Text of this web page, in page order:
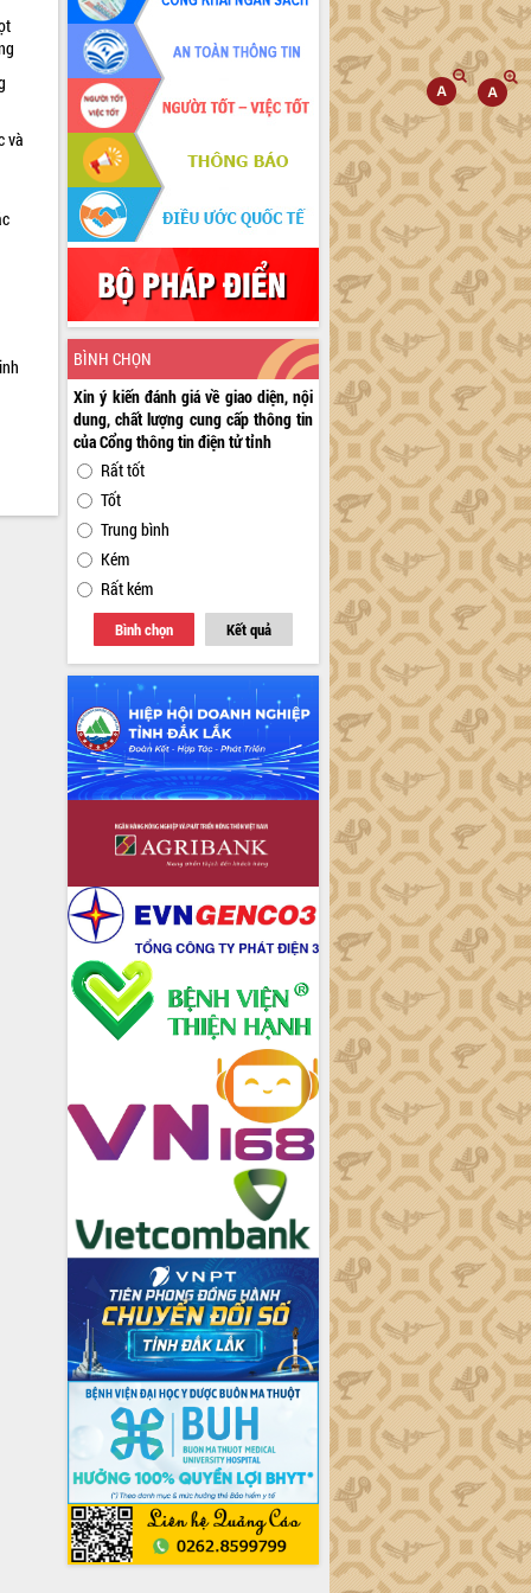
và
BÌNH CHỌN
Xin ý kiến đánh giá về giao diện, nội
dung, chất lượng cung cấp thông tin
của Cổng thông tin điện tử tỉnh
Rất tốt
Tốt
Trung bình
Kém
Rất kém
Bình chọn Kết quả